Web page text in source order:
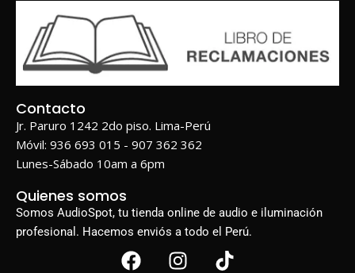
Contacto
Jr. Paruro 1242 2do piso. Lima-Perú
Móvil: 936 693 015 - 907 362 362
Lunes-Sábado 10am a 6pm
Quienes somos
Somos AudioSpot, tu tienda online de audio e iluminación
profesional. Hacemos enviós a todo el Perú.